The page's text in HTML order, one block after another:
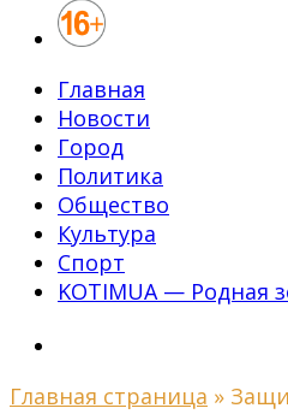
Главная
Новости
Город
Политика
Общество
Культура
Спорт
KOTIMUA — Родная
Главная страница »